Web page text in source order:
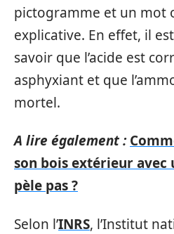
pictogramme et un mot
explicative. En effet, il
savoir que l’acide est
asphyxiant et que
mortel.
A lire également :
son bois extérieur avec
pèle pas ?
Selon l’INRS, l’Institut